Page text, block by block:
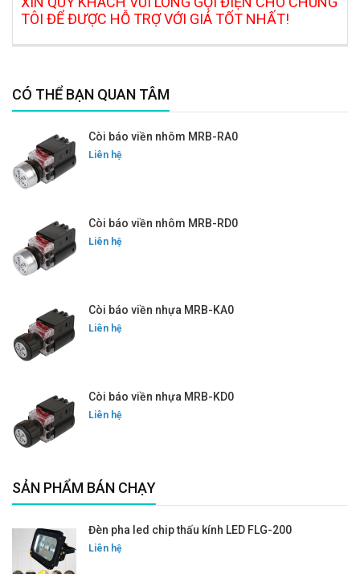
TÔI ĐỂ ĐƯỢC HỖ TRỢ VỚI GIÁ TỐT NHẤT!
CÓ THỂ BẠN QUAN TÂM
Còi báo viền nhôm MRB-RA0
Liên hệ
Còi báo viền nhôm MRB-RD0
Liên hệ
Còi báo viền nhựa MRB-KA0
Liên hệ
Còi báo viền nhựa MRB-KD0
Liên hệ
SẢN PHẨM BÁN CHẠY
Đèn pha led chip thấu kính LED FLG-200
Liên hệ